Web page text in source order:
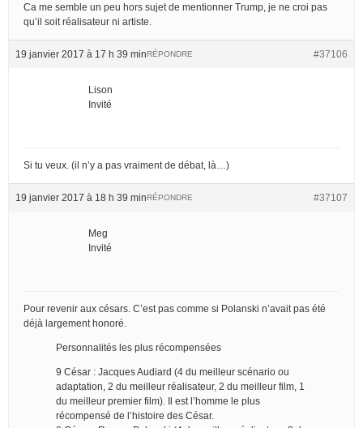
Ca me semble un peu hors sujet de mentionner Trump, je ne croi pas
qu’il soit réalisateur ni artiste.
19 janvier 2017 à 17 h 39 min #37106
RÉPONDRE
Lison
Invité
Si tu veux. (il n’y a pas vraiment de débat, là…)
19 janvier 2017 à 18 h 39 min #37107
RÉPONDRE
Meg
Invité
Pour revenir aux césars. C’est pas comme si Polanski n’avait pas été
déjà largement honoré.
Personnalités les plus récompensées
9 César : Jacques Audiard (4 du meilleur scénario ou
adaptation, 2 du meilleur réalisateur, 2 du meilleur film, 1
du meilleur premier film). Il est l’homme le plus
récompensé de l’histoire des César.